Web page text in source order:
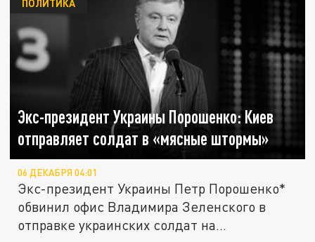
Экс-президент Украины Порошенко: Киев
отправляет солдат в «мясные штормы»
ПОЛИТИКА
06 ДЕКАБРЯ 04:01
Экс-президент Украины Петр Порошенко*
обвинил офис Владимира Зеленского в
отправке украинских солдат на...